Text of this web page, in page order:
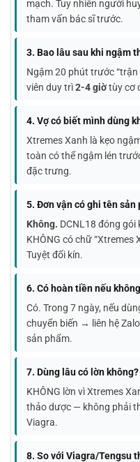
mạch. Tuy nhiên người
tham vấn bác sĩ trước.
3. Bao lâu sau khi ngậm
Ngậm 20 phút trước
viên duy trì2-4 giờtùy cơ
4. Vợ có biết mình dùng
Xtremes Xanh là kẹo
toàn có thể ngậm lén
đặc trưng.
5. Đơn vận có ghi tên sản
Không. DCNL18 đóng
KHÔNG có chữ “Xtremes
Tuyệt đối kín.
6. Có hoàn tiền nếu
Có. Trong 7 ngày, nếu
chuyển biến → liên hệ
sản phẩm.
7. Dùng lâu có lờn không?
KHÔNG lờn vì Xtremes
thảo dược — không phải
Viagra.
8. So với Viagra/Tengsu